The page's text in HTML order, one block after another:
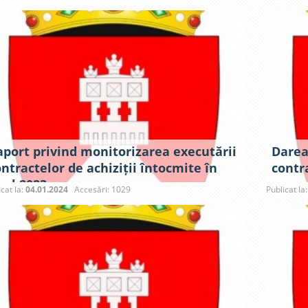
privind monitorizarea executării
de achiziții întocmite în
2023
la: 04.01.2024 Accesări: 1029 Publicat la: